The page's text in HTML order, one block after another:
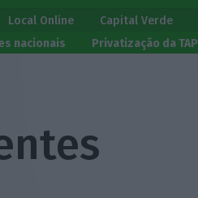
Local Online Capital Verde
nacionais Privatização da TAP